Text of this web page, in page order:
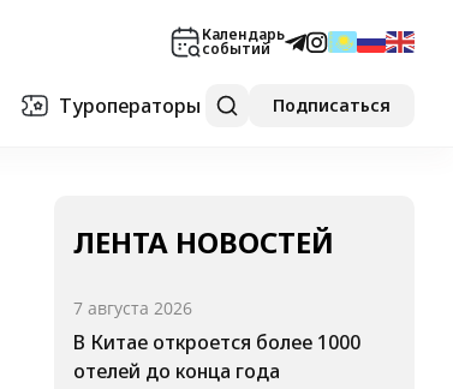
Календарь
событий
Туроператоры Подписаться
ЛЕНТА НОВОСТЕЙ
7 августа 2026
В Китае откроется более 1000
отелей до конца года